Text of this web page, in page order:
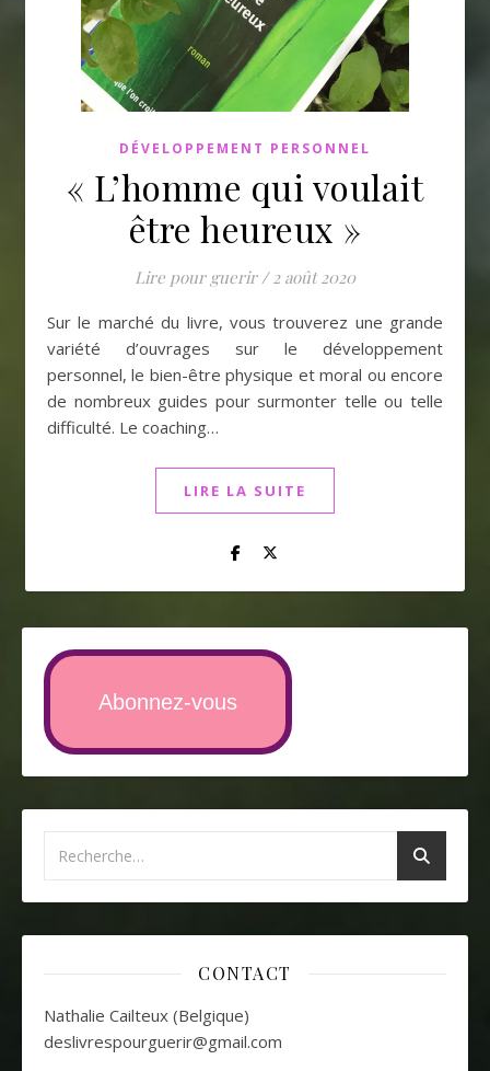
DÉVELOPPEMENT PERSONNEL
« L’homme qui voulait
être heureux »
Lire pour guerir / 2 août 2020
Sur le marché du livre, vous trouverez une grande
variété d’ouvrages sur le développement
personnel, le bien-être physique et moral ou encore
de nombreux guides pour surmonter telle ou telle
difficulté. Le coaching…
LIRE LA SUITE
Abonnez-vous
CONTACT
Nathalie Cailteux (Belgique)
deslivrespourguerir@gmail.com